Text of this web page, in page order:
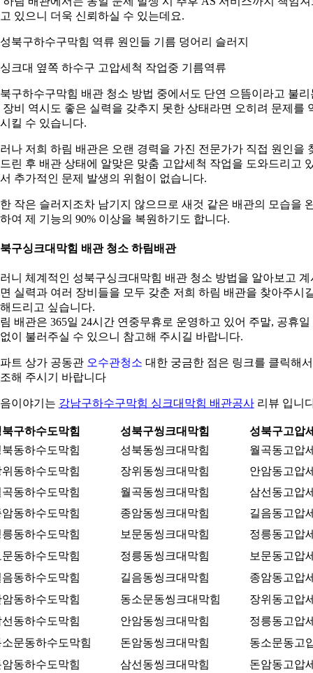
있으니 더욱 신뢰하실 수 있는데요.
크대 옆쪽 하수구 고압세척 작업중 기름역류
구하수구막힘 배관 청소 방법 중에서도 단연 으뜸이라고 불리
장비 역시도 좋은 실력을 갖추지 못한 상태라면 오히려 문제를
킬 수 있습니다.
나 저희 하림 배관은 오랜 경력을 가진 전문가가 직접 원인을
린 후 배관 상태에 알맞은 맞춤 고압세척 작업을 도와드리고
추가적인 문제 발생의 위험이 없습니다.
작은 슬러지조차 남기지 않으므로 새것 같은 배관의 모습을
여 제 기능의 90% 이상을 복원하기도 합니다.
구싱크대막힘 배관 청소 하림배관
니 체계적인 성북구싱크대막힘 배관 청소 방법을 알아보고 계
실력과 여러 장비들을 모두 갖춘 저희 하림 배관을 찾아주시
드리고 싶습니다.
배관은 365일 24시간 연중무휴로 운영하고 있어 주말, 공휴일
이 불러주실 수 있으니 참고해 주시길 바랍니다.
트 상가 공동관 오수관청소 대한 궁금한 점은 링크를 클릭해서
해 주시기 바랍니다
이야기는 강남구하수구막힘 싱크대막힘 배관공사리뷰 입니
구하수도막힘 성북구씽크대막힘
성북구고압
동하수도막힘
성북동씽크대막힘
월곡동고압
동하수도막힘
장위동씽크대막힘
안암동고압
동하수도막힘
월곡동씽크대막힘
삼선동고압
동하수도막힘
종암동씽크대막힘
길음동고압
동하수도막힘
보문동씽크대막힘
정릉동고압
동하수도막힘
정릉동씽크대막힘
보문동고압
동하수도막힘
길음동씽크대막힘
종암동고압
동하수도막힘
동소문동씽크대막힘
장위동고압
동하수도막힘
안암동씽크대막힘
정릉동고압
문동하수도막힘
돈암동씽크대막힘
동소문동고
동하수도막힘
삼선동씽크대막힘 돈암동고압